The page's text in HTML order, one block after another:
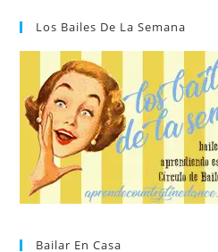
Los Bailes De La Semana
Bailar En Casa